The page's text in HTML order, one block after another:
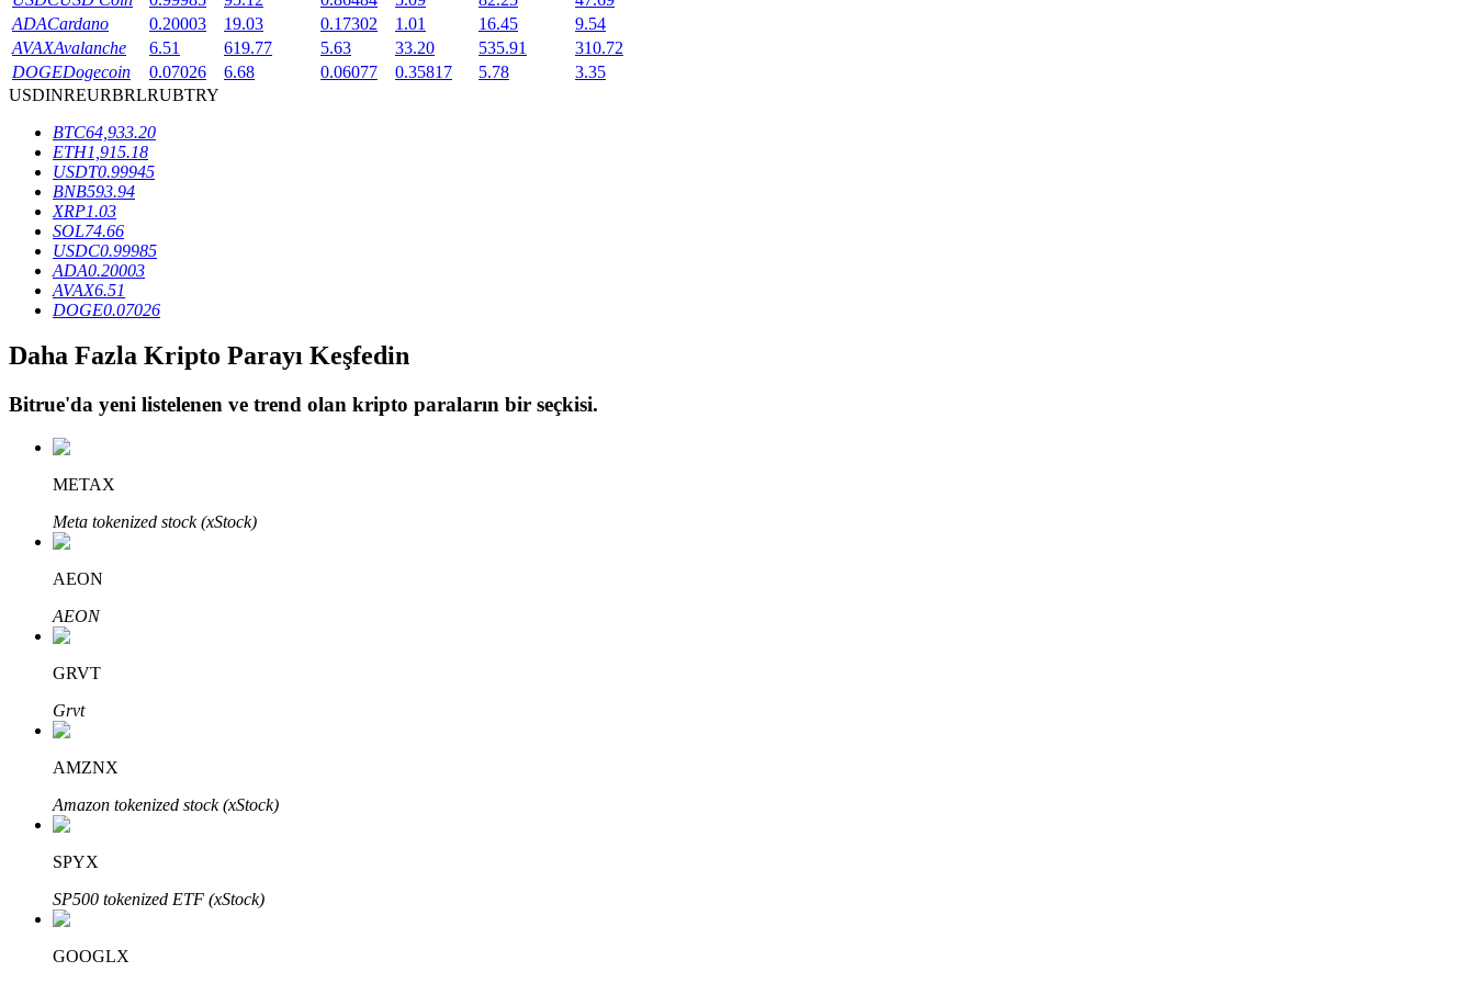
Staking
Yüksek getiri ve anında erişim
Launchpool
Krediler
Kripto destekli borçlanma hizmeti
ADACardano 0.20003 19.03 0.17302 1.01 16.45
9.54
AVAXAvalanche 6.51 619.77 5.63 33.20 535.91
310.72
DOGEDogecoin 0.07026 6.68 0.06077 0.35817 5.78
3.35
USDINREURBRLRUBTRY
BTC64,933.20
ETH1,915.18
USDT0.99945
BNB593.94
XRP1.03
SOL74.66
USDC0.99985
ADA0.20003
AVAX6.51
DOGE0.07026
Daha Fazla Kripto Parayı Keşfedin
Bitrue'da yeni listelenen ve trend olan kripto paraların bir seçkisi.
METAX
Meta tokenized stock (xStock)
AEON
AEON
GRVT
Grvt
AMZNX
Amazon tokenized stock (xStock)
SPYX
SP500 tokenized ETF (xStock)
GOOGLX